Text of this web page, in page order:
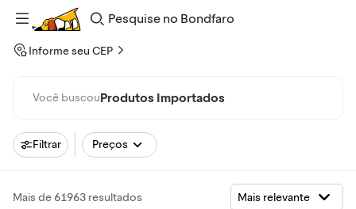
Pesquise
Bondfaro
Informe seu CEP
Você buscouProdutos Importados
Filtrar Preços
Mais de 61963 resultados